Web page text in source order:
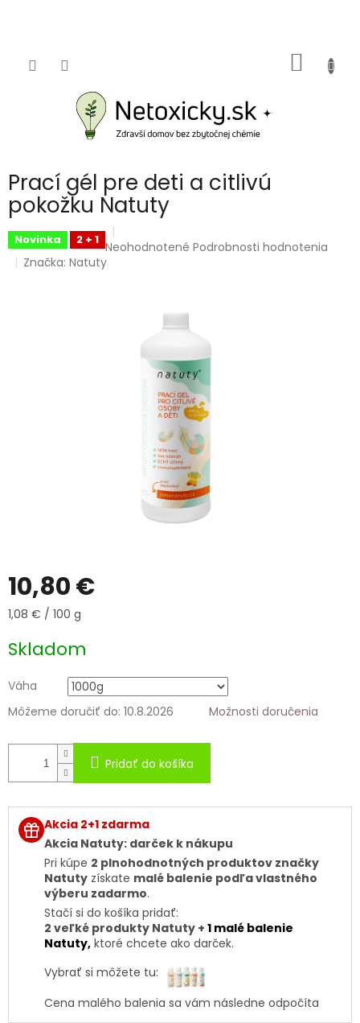
KOŠÍK
Prací gél pre deti a citlivú
pokožku Natuty
Novinka 2 + 1 Priemerné
hodnotenie
Neohodnotené Podrobnosti hodnotenia
Značka:Natuty
10,80 €
Jednotková
1,08 € / 100 g
Skladom
Váha
Môžeme doručiť do: 10.8.2026 Možnosti doručenia
Pridať do košíka
Akcia 2+1 zdarma
Akcia Natuty: darček k nákupu
Pri kúpe 2 plnohodnotných produktov značky
Natuty získate malé balenie podľa vlastného
výberu zadarmo.
Stačí si do košíka pridať:
2 veľké produkty Natuty + 1 malé balenie
Natuty, ktoré chcete ako darček.
Vybrať si môžete tu:
Cena malého balenia sa vám následne odpočíta